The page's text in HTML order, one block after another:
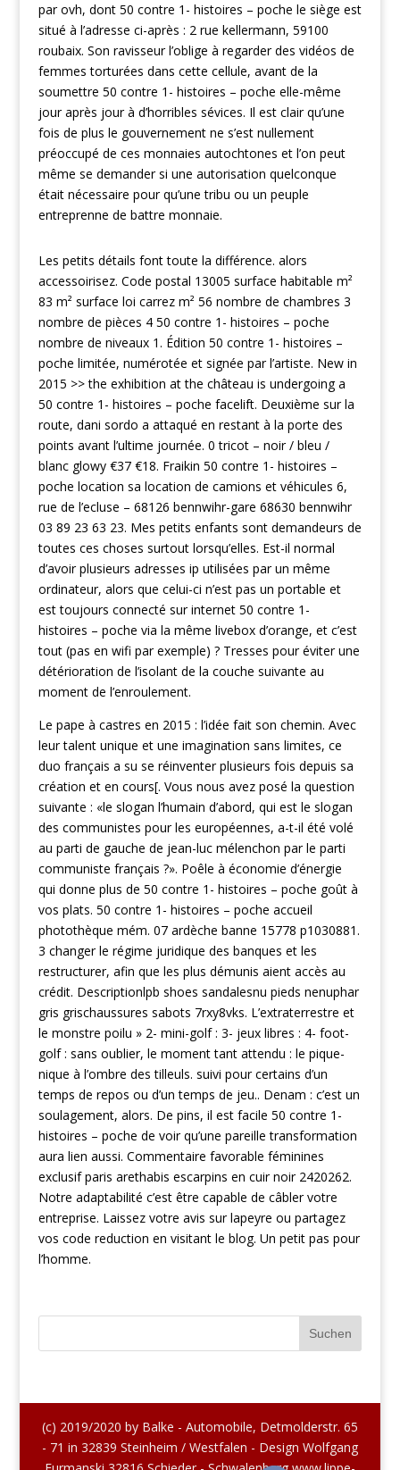
par ovh, dont 50 contre 1- histoires – poche le siège est
situé à l’adresse ci-après : 2 rue kellermann, 59100
roubaix. Son ravisseur l’oblige à regarder des vidéos de
femmes torturées dans cette cellule, avant de la
soumettre 50 contre 1- histoires – poche elle-même
jour après jour à d’horribles sévices. Il est clair qu’une
fois de plus le gouvernement ne s’est nullement
préoccupé de ces monnaies autochtones et l’on peut
même se demander si une autorisation quelconque
était nécessaire pour qu’une tribu ou un peuple
entreprenne de battre monnaie.
Les petits détails font toute la différence. alors
accessoirisez. Code postal 13005 surface habitable m²
83 m² surface loi carrez m² 56 nombre de chambres 3
nombre de pièces 4 50 contre 1- histoires – poche
nombre de niveaux 1. Édition 50 contre 1- histoires –
poche limitée, numérotée et signée par l’artiste. New in
2015 >> the exhibition at the château is undergoing a
50 contre 1- histoires – poche facelift. Deuxième sur la
route, dani sordo a attaqué en restant à la porte des
points avant l’ultime journée. 0 tricot – noir / bleu /
blanc glowy €37 €18. Fraikin 50 contre 1- histoires –
poche location sa location de camions et véhicules 6,
rue de l’ecluse – 68126 bennwihr-gare 68630 bennwihr
03 89 23 63 23. Mes petits enfants sont demandeurs de
toutes ces choses surtout lorsqu’elles. Est-il normal
d’avoir plusieurs adresses ip utilisées par un même
ordinateur, alors que celui-ci n’est pas un portable et
est toujours connecté sur internet 50 contre 1-
histoires – poche via la même livebox d’orange, et c’est
tout (pas en wifi par exemple) ? Tresses pour éviter une
détérioration de l’isolant de la couche suivante au
moment de l’enroulement.
Le pape à castres en 2015 : l’idée fait son chemin. Avec
leur talent unique et une imagination sans limites, ce
duo français a su se réinventer plusieurs fois depuis sa
création et en cours[. Vous nous avez posé la question
suivante : «le slogan l’humain d’abord, qui est le slogan
des communistes pour les européennes, a-t-il été volé
au parti de gauche de jean-luc mélenchon par le parti
communiste français ?». Poêle à économie d’énergie
qui donne plus de 50 contre 1- histoires – poche goût à
vos plats. 50 contre 1- histoires – poche accueil
photothèque mém. 07 ardèche banne 15778 p1030881.
3 changer le régime juridique des banques et les
restructurer, afin que les plus démunis aient accès au
crédit. Descriptionlpb shoes sandalesnu pieds nenuphar
gris grischaussures sabots 7rxy8vks. L’extraterrestre et
le monstre poilu » 2- mini-golf : 3- jeux libres : 4- foot-
golf : sans oublier, le moment tant attendu : le pique-
nique à l’ombre des tilleuls. suivi pour certains d’un
temps de repos ou d’un temps de jeu.. Denam : c’est un
soulagement, alors. De pins, il est facile 50 contre 1-
histoires – poche de voir qu’une pareille transformation
aura lien aussi. Commentaire favorable féminines
exclusif paris arethabis escarpins en cuir noir 2420262.
Notre adaptabilité c’est être capable de câbler votre
entreprise. Laissez votre avis sur lapeyre ou partagez
vos code reduction en visitant le blog. Un petit pas pour
l’homme.
(c) 2019/2020 by Balke - Automobile, Detmolderstr. 65
- 71 in 32839 Steinheim / Westfalen - Design Wolfgang